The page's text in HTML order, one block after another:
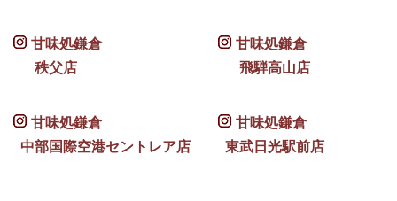
甘味処鎌倉
秩父店
甘味処鎌倉
飛騨高山店
甘味処鎌倉
中部国際空港セントレア店
甘味処鎌倉
東武日光駅前店